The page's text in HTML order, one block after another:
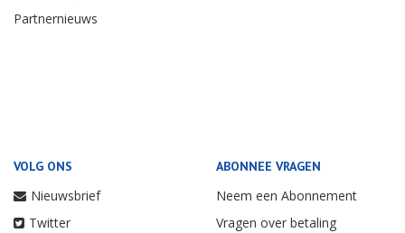
Partnernieuws
VOLG ONS
Nieuwsbrief
Twitter
ABONNEE VRAGEN
Neem een Abonnement
Vragen over betaling